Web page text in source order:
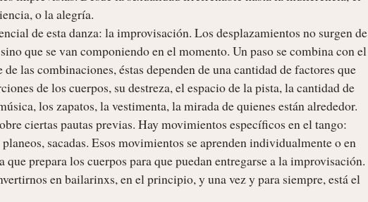
o la alegría.
de esta danza: la improvisación. Los desplazamientos no surgen de
que se van componiendo en el momento. Un paso se combina con el
las combinaciones, éstas dependen de una cantidad de factores que
de los cuerpos, su destreza, el espacio de la pista, la cantidad de
los zapatos, la vestimenta, la mirada de quienes están alrededor.
ciertas pautas previas. Hay movimientos específicos en el tango:
sacadas. Esos movimientos se aprenden individualmente o en
que prepara los cuerpos para que puedan entregarse a la improvisación.
en bailarinxs, en el principio, y una vez y para siempre, está el